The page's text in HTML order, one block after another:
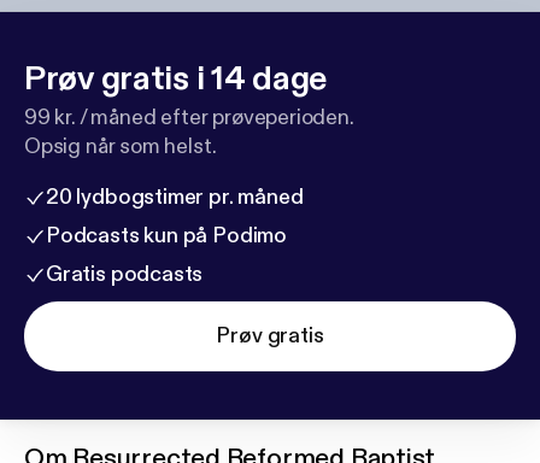
Prøv gratis i 14 dage
99 kr. / måned efter prøveperioden.
Opsig når som helst.
20 lydbogstimer pr. måned
Podcasts kun på Podimo
Gratis podcasts
Prøv gratis